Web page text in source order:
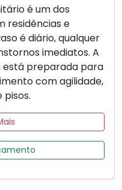
é um dos
residências e
é diário, qualquer
imediatos. A
está preparada para
com agilidade,